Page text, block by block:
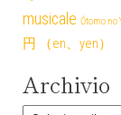
musicale Ōtomo
円 （en、yen）
Archivio